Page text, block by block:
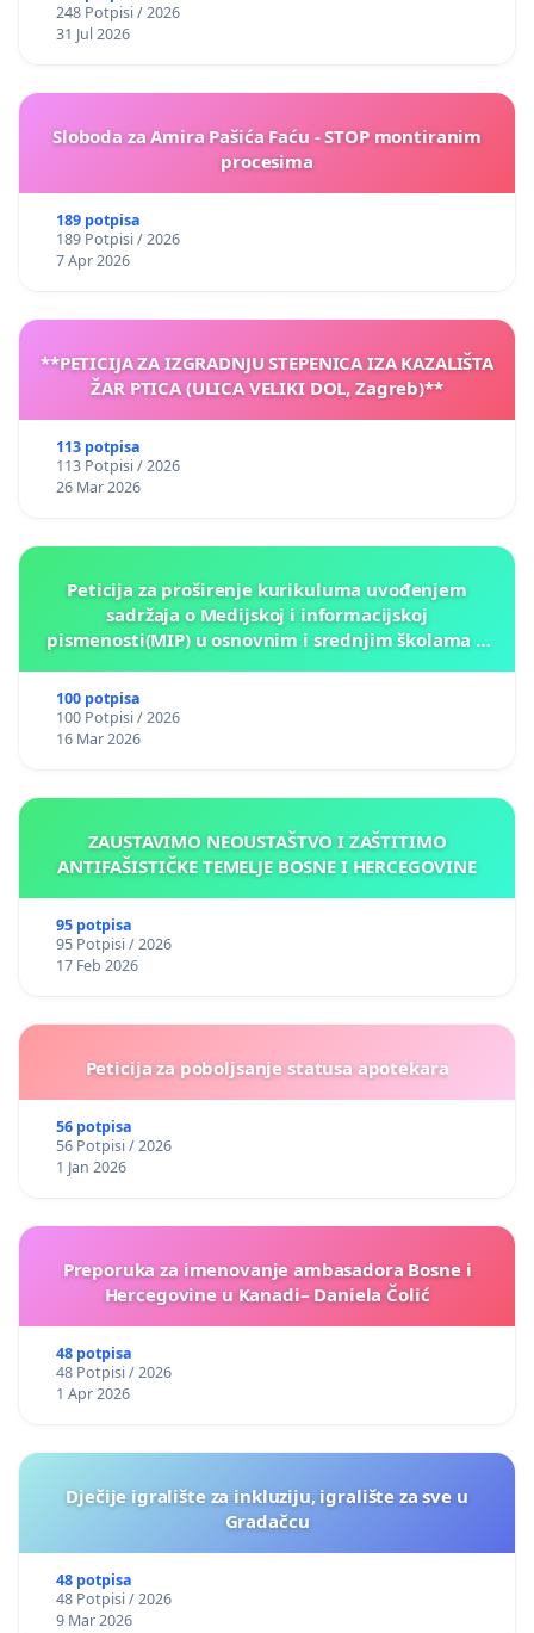
248 Potpisi / 2026
31 Jul 2026
Sloboda za Amira Pašića Faću - STOP montiranim
procesima
189 potpisa
189 Potpisi / 2026
7 Apr 2026
**PETICIJA ZA IZGRADNJU STEPENICA IZA KAZALIŠTA
ŽAR PTICA (ULICA VELIKI DOL, Zagreb)**
113 potpisa
113 Potpisi / 2026
26 Mar 2026
Peticija za proširenje kurikuluma uvođenjem
sadržaja o Medijskoj i informacijskoj
pismenosti(MIP) u osnovnim i srednjim školama u
100 potpisa
100 Potpisi / 2026
16 Mar 2026
ZAUSTAVIMO NEOUSTAŠTVO I ZAŠTITIMO
ANTIFAŠISTIČKE TEMELJE BOSNE I HERCEGOVINE
95 potpisa
95 Potpisi / 2026
17 Feb 2026
Peticija za poboljsanje statusa apotekara
56 potpisa
56 Potpisi / 2026
1 Jan 2026
Preporuka za imenovanje ambasadora Bosne i
Hercegovine u Kanadi– Daniela Čolić
48 potpisa
48 Potpisi / 2026
1 Apr 2026
Dječije igralište za inkluziju, igralište za sve u
Gradačcu
48 potpisa
48 Potpisi / 2026
9 Mar 2026